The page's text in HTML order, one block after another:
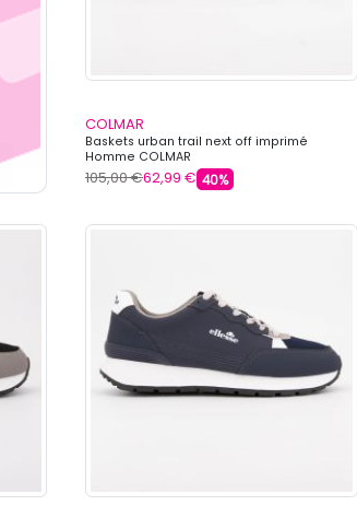
COLMAR
Baskets urban trail next off imprimé
Homme COLMAR
105,00 €62,99 € 40%